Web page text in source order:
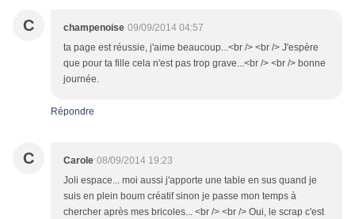
C champenoise 09/09/2014 04:57
ta page est réussie, j'aime beaucoup...<br /> <br /> J'espère
que pour ta fille cela n'est pas trop grave...<br /> <br /> bonne
journée.
Répondre
C Carole 08/09/2014 19:23
Joli espace... moi aussi j'apporte une table en sus quand je
suis en plein boum créatif sinon je passe mon temps à
chercher après mes bricoles... <br /> <br /> Oui, le scrap c'est